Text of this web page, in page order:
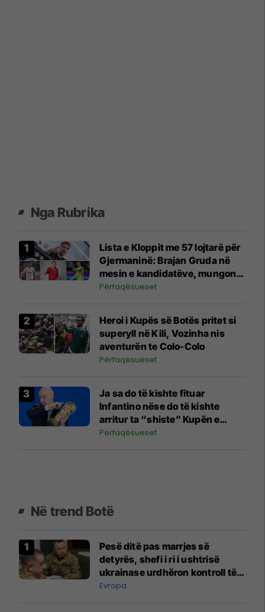
Nga Rubrika
Lista e Kloppit me 57 lojtarë për
Gjermaninë: Brajan Gruda në
mesin e kandidatëve, mungon
dyshja e Kosovës
Përfaqësueset
Heroi i Kupës së Botës pritet si
superyll në Kili, Vozinha nis
aventurën te Colo-Colo
Përfaqësueset
Ja sa do të kishte fituar
Infantino nëse do të kishte
arritur ta “shiste” Kupën e
Botës
Përfaqësueset
Në trend Botë
Pesë ditë pas marrjes së
detyrës, shefi i ri i ushtrisë
ukrainase urdhëron kontroll të
madh
Evropa